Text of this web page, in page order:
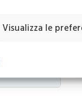
Visualizza le